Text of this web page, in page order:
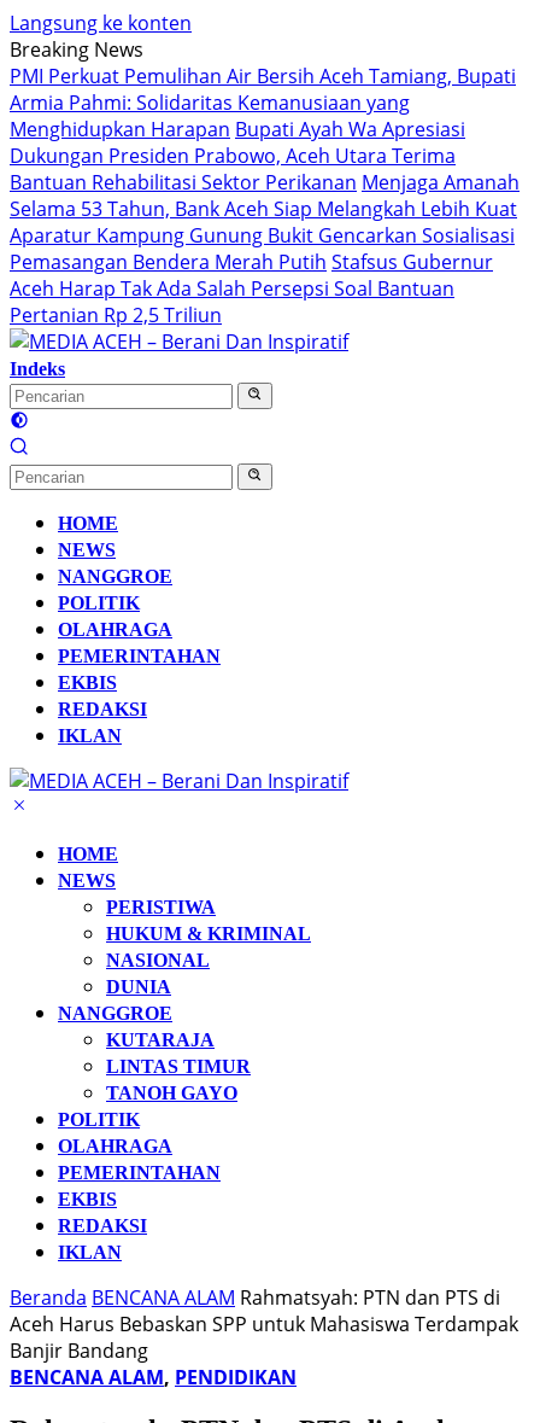
Langsung ke konten
Breaking News
PMI Perkuat Pemulihan Air Bersih Aceh Tamiang, Bupati
Armia Pahmi: Solidaritas Kemanusiaan yang
Menghidupkan Harapan Bupati Ayah Wa Apresiasi
Dukungan Presiden Prabowo, Aceh Utara Terima
Bantuan Rehabilitasi Sektor Perikanan Menjaga Amanah
Selama 53 Tahun, Bank Aceh Siap Melangkah Lebih Kuat
Aparatur Kampung Gunung Bukit Gencarkan Sosialisasi
Pemasangan Bendera Merah Putih Stafsus Gubernur
Aceh Harap Tak Ada Salah Persepsi Soal Bantuan
Pertanian Rp 2,5 Triliun
Indeks
HOME
NEWS
NANGGROE
POLITIK
OLAHRAGA
PEMERINTAHAN
EKBIS
REDAKSI
IKLAN
HOME
NEWS
PERISTIWA
HUKUM & KRIMINAL
NASIONAL
DUNIA
NANGGROE
KUTARAJA
LINTAS TIMUR
TANOH GAYO
POLITIK
OLAHRAGA
PEMERINTAHAN
EKBIS
REDAKSI
IKLAN
Beranda BENCANA ALAM Rahmatsyah: PTN dan PTS di
Aceh Harus Bebaskan SPP untuk Mahasiswa Terdampak
Banjir Bandang
BENCANA ALAM, PENDIDIKAN